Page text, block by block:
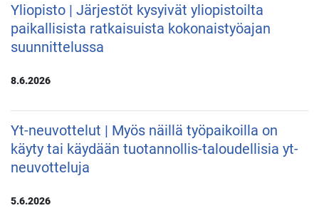
Yliopisto | Järjestöt kysyivät yliopistoilta
paikallisista ratkaisuista kokonaistyöajan
suunnittelussa
8.6.2026
Yt-neuvottelut | Myös näillä työpaikoilla on
käyty tai käydään tuotannollis-taloudellisia yt-
neuvotteluja
5.6.2026